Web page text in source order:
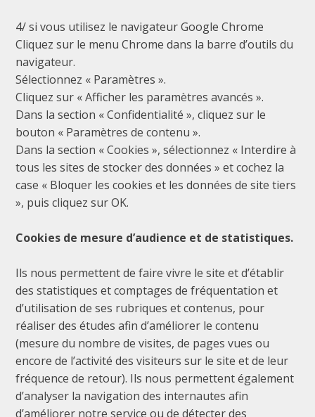
4/ si vous utilisez le navigateur Google Chrome
Cliquez sur le menu Chrome dans la barre d’outils du
navigateur.
Sélectionnez « Paramètres ».
Cliquez sur « Afficher les paramètres avancés ».
Dans la section « Confidentialité », cliquez sur le
bouton « Paramètres de contenu ».
Dans la section « Cookies », sélectionnez « Interdire à
tous les sites de stocker des données » et cochez la
case « Bloquer les cookies et les données de site tiers
», puis cliquez sur OK.
Cookies de mesure d’audience et de statistiques.
Ils nous permettent de faire vivre le site et d’établir
des statistiques et comptages de fréquentation et
d’utilisation de ses rubriques et contenus, pour
réaliser des études afin d’améliorer le contenu
(mesure du nombre de visites, de pages vues ou
encore de l’activité des visiteurs sur le site et de leur
fréquence de retour). Ils nous permettent également
d’analyser la navigation des internautes afin
d’améliorer notre service ou de détecter des